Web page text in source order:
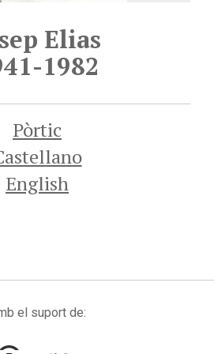
Elias
1982
Pòrtic
English
el suport de: